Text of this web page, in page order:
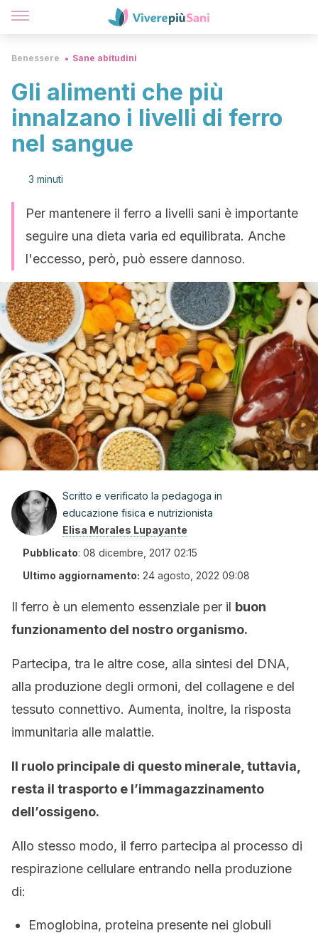
Benessere Sane abitudini
Gli alimenti che più
innalzano i livelli di ferro
nel sangue
3 minuti
Per mantenere il ferro a livelli sani è importante
seguire una dieta varia ed equilibrata. Anche
l'eccesso, però, può essere dannoso.
Scritto e verificato la pedagoga in
educazione fisica e nutrizionista
Elisa Morales Lupayante
Pubblicato: 08 dicembre, 2017 02:15
Ultimo aggiornamento: 24 agosto, 2022 09:08
Il ferro è un elemento essenziale per il buon
funzionamento del nostro organismo.
Partecipa, tra le altre cose, alla sintesi del DNA,
alla produzione degli ormoni, del collagene e del
tessuto connettivo. Aumenta, inoltre, la risposta
immunitaria alle malattie.
Il ruolo principale di questo minerale, tuttavia,
resta il trasporto e l’immagazzinamento
dell’ossigeno.
Allo stesso modo, il ferro partecipa al processo di
respirazione cellulare entrando nella produzione
di:
Emoglobina, proteina presente nei globuli